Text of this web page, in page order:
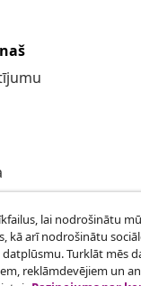
lai nodrošinātu
kā arī nodrošinātu
Turklāt mēs
reklāmdevējiem un